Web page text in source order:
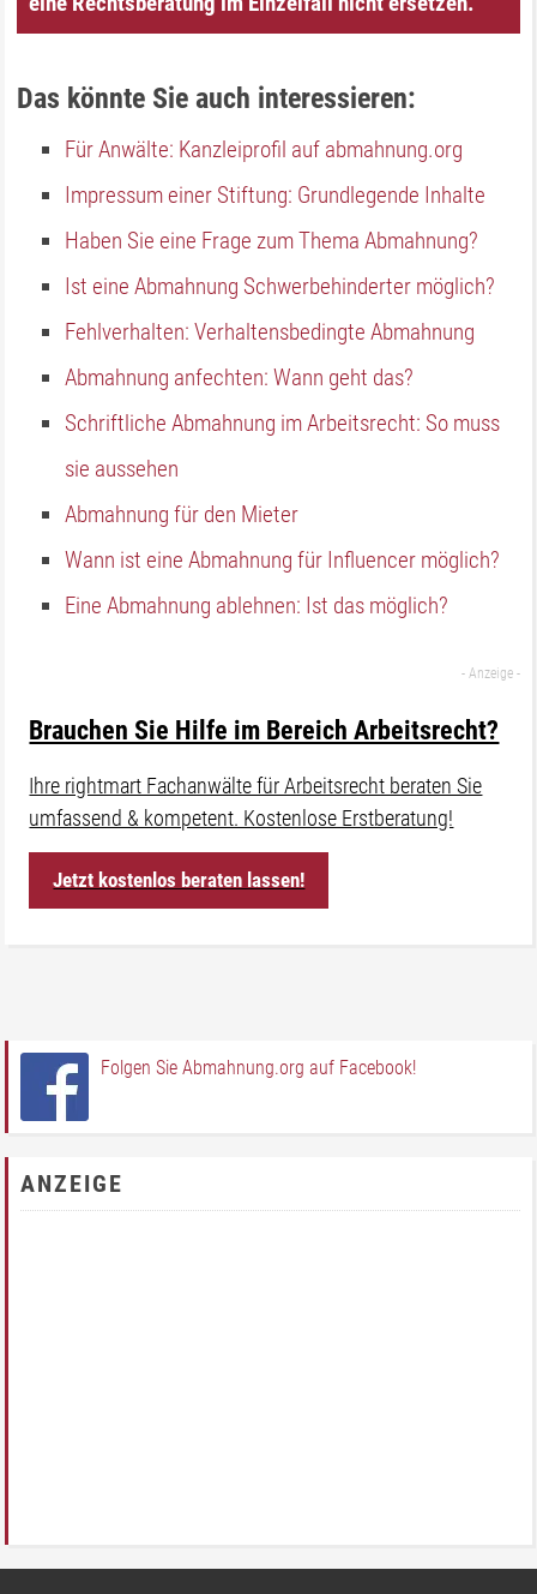
Das könnte Sie auch interessieren:
Für Anwälte: Kanzleiprofil auf abmahnung.org
Impressum einer Stiftung: Grundlegende Inhalte
Haben Sie eine Frage zum Thema Abmahnung?
Ist eine Abmahnung Schwerbehinderter möglich?
Fehlverhalten: Verhaltensbedingte Abmahnung
Abmahnung anfechten: Wann geht das?
Schriftliche Abmahnung im Arbeitsrecht: So muss
sie aussehen
Abmahnung für den Mieter
Wann ist eine Abmahnung für Influencer möglich?
Eine Abmahnung ablehnen: Ist das möglich?
Brauchen Sie Hilfe im Bereich Arbeitsrecht?
Ihre rightmart Fachanwälte für Arbeitsrecht beraten Sie
umfassend & kompetent. Kostenlose Erstberatung!
Jetzt kostenlos beraten lassen!
Folgen Sie Abmahnung.org auf Facebook!
ANZEIGE